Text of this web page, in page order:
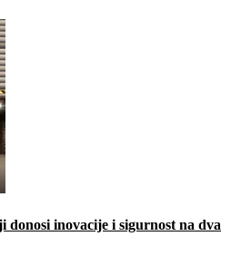
inovacije i sigurnost na dva